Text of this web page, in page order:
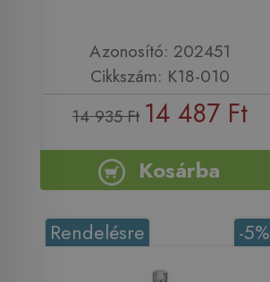
Azonosító: 202451
Cikkszám: K18-010
14 935 Ft 14 487 Ft
Kosárba
-5%
Rendelésre